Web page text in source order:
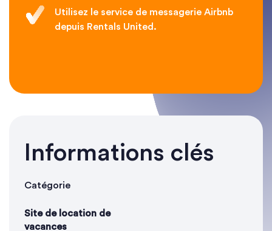
Utilisez le service de messagerie Airbnb
depuis Rentals United.
Informations clés
Catégorie
Site de location de
vacances